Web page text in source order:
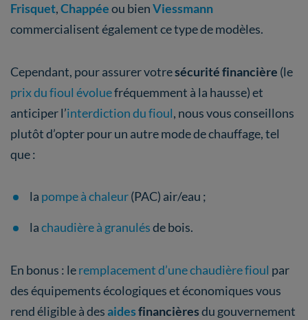
Frisquet,Chappéeou bienViessmann
commercialisent également ce type de modèles.
Cependant, pour assurer votresécurité financière (le
prix du fioul évoluefréquemment à la hausse) et
anticiper l’interdiction du fioul, nous vous conseillons
plutôt d’opter pour un autre mode de chauffage, tel
que :
la pompe à chaleur(PAC) air/eau ;
lachaudière à granulésde bois.
En bonus : leremplacement d’une chaudière fioul par
des équipements écologiques et économiques vous
rend éligible à desaidesfinancièresdu gouvernement